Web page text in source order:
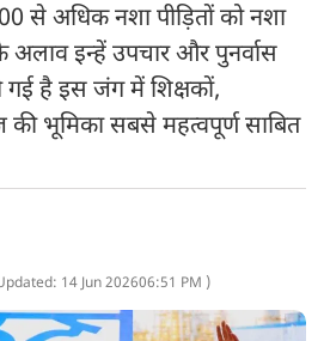
से अधिक नशा पीड़ितों को नशा
इन्हें उपचार और पुनर्वास
गई है इस जंग में शिक्षकों,
भूमिका सबसे महत्वपूर्ण साबित
14 Jun 202606:51 PM )